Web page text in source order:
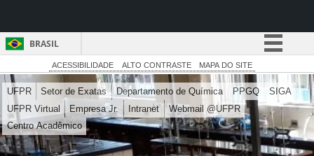
BRASIL
Simplifique!
Comunica BR
Participe
Acesso à informação
ACESSIBILIDADE ALTO CONTRASTE MAPA DO SITE
UFPR Setor de Exatas Departamento de Química PPGQ
SIGA
UFPR Virtual
Empresa Jr. Intranet
Webmail @UFPR
Centro Acadêmico